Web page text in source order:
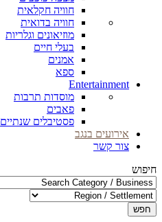
חוויה חקלאית
חוויה בדואית
מוזיאונים וגלריות
בעלי חיים
אמנים
ספא
Entertainment
מוסדות תרבות
פאבים
פסטיבלים שנתיים
אירועים בנגב
צור קשר
חיפוש
חפש